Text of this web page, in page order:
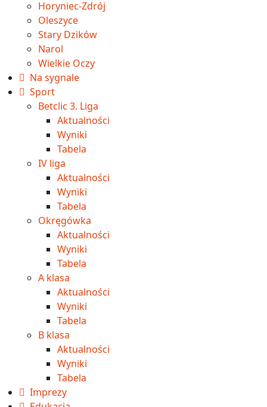
Horyniec-Zdrój
Oleszyce
Stary Dzików
Narol
Wielkie Oczy
Na sygnale
Sport
Betclic 3. Liga
Aktualności
Wyniki
Tabela
IV liga
Aktualności
Wyniki
Tabela
Okręgówka
Aktualności
Wyniki
Tabela
A klasa
Aktualności
Wyniki
Tabela
B klasa
Aktualności
Wyniki
Tabela
Imprezy